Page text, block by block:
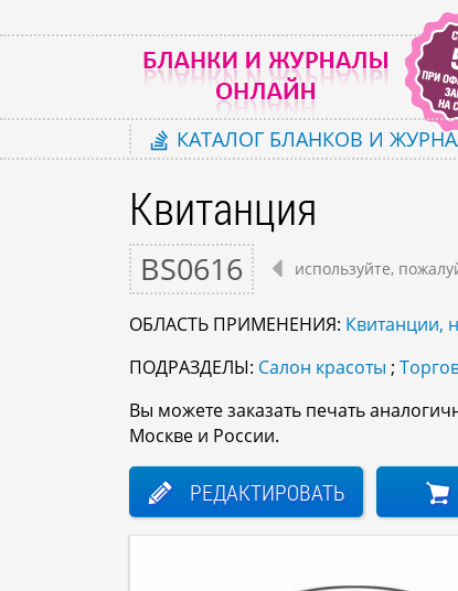
КАТАЛОГ БЛАНКОВ И
Квитанция
BS0616 используйте,
ОБЛАСТЬ ПРИМЕНЕНИЯ: Квитанции,
ПОДРАЗДЕЛЫ: Салон красоты ;
Вы можете заказать печать
Москве и России.
РЕДАКТИРОВАТЬ